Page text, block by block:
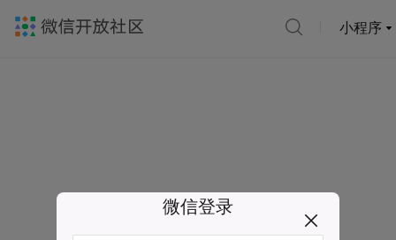
小程序
微信登录